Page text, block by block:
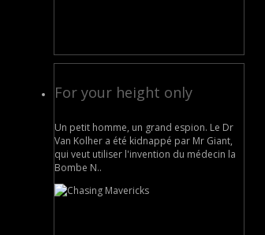
For your height only
Un petit homme, un grand espion. Le Dr
Van Kolher a été kidnappé par Mr Giant,
qui veut utiliser l'invention du médecin la
Bombe N..